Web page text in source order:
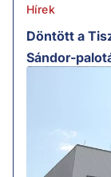
Hírek
Döntött a
Sándor-